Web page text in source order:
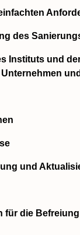
des
Instituts und
und
für die